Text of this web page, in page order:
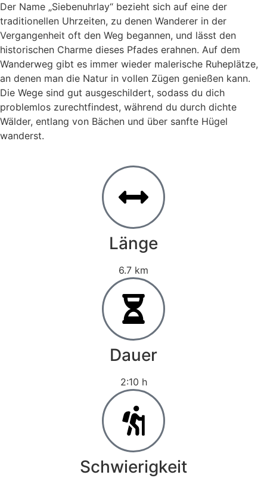
Der Name „Siebenuhrlay“ bezieht sich auf eine der
traditionellen Uhrzeiten, zu denen Wanderer in der
Vergangenheit oft den Weg begannen, und lässt den
historischen Charme dieses Pfades erahnen. Auf dem
Wanderweg gibt es immer wieder malerische Ruheplätze,
an denen man die Natur in vollen Zügen genießen kann.
Die Wege sind gut ausgeschildert, sodass du dich
problemlos zurechtfindest, während du durch dichte
Wälder, entlang von Bächen und über sanfte Hügel
wanderst.
Länge
6.7 km
Dauer
2:10 h
Schwierigkeit